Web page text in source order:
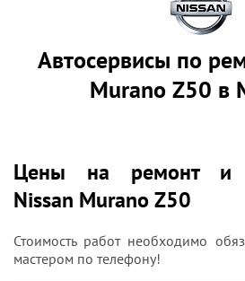
Автосервисы по
Murano Z50 в
Цены на ремонт и
Nissan Murano Z50
Стоимость работ необходимо
мастером по телефону!